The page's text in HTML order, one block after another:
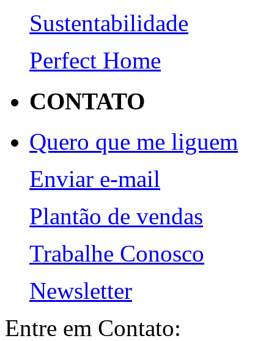
Sustentabilidade
Perfect Home
CONTATO
Quero que me liguem
Enviar e-mail
Plantão de vendas
Trabalhe Conosco
Newsletter
Entre em Contato: